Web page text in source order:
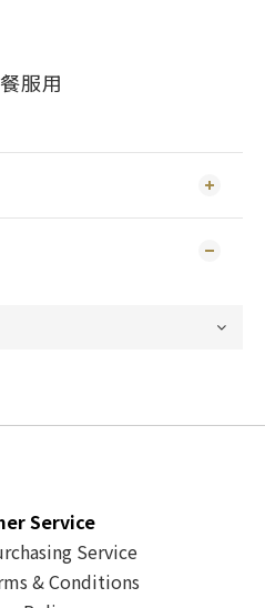
服用
Service
Service
& Conditions